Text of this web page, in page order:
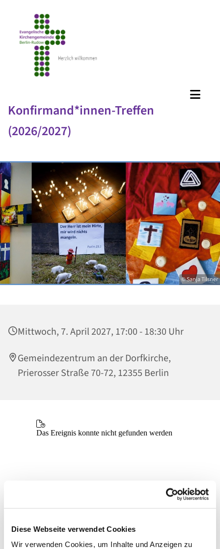
Diese Webseite verwendet Cookies
Wir verwenden Cookies, um Inhalte und Anzeigen zu
Konfirmand*innen-Treffen
(2026/2027)
© Sanja Tilsner
Mittwoch, 7. April 2027, 17:00 - 18:30 Uhr
Gemeindezentrum an der Dorfkirche,
Prierosser Straße 70-72, 12355 Berlin